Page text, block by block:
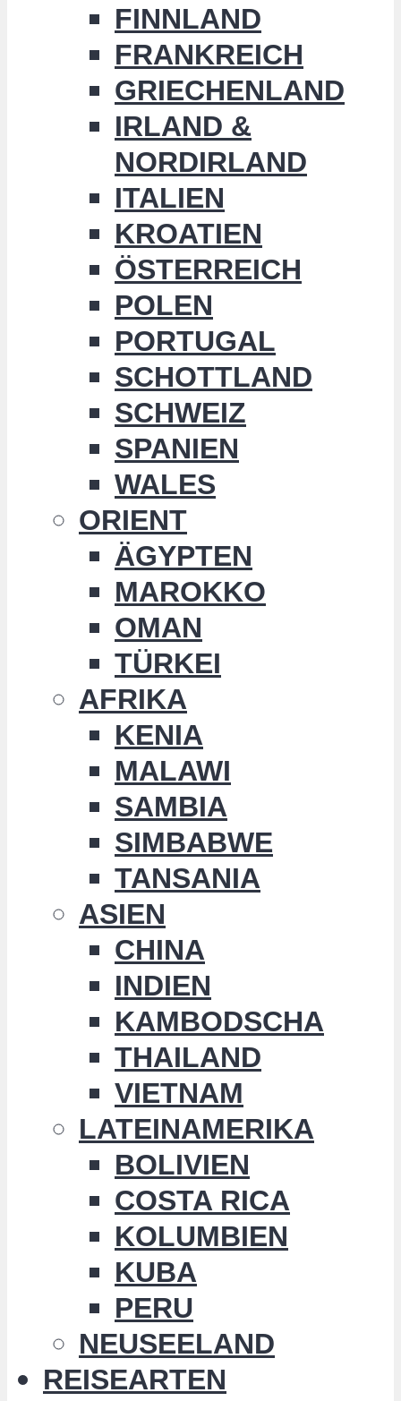
FINNLAND
FRANKREICH
GRIECHENLAND
IRLAND &
NORDIRLAND
ITALIEN
KROATIEN
ÖSTERREICH
POLEN
PORTUGAL
SCHOTTLAND
SCHWEIZ
SPANIEN
WALES
ORIENT
ÄGYPTEN
MAROKKO
OMAN
TÜRKEI
AFRIKA
KENIA
MALAWI
SAMBIA
SIMBABWE
TANSANIA
ASIEN
CHINA
INDIEN
KAMBODSCHA
THAILAND
VIETNAM
LATEINAMERIKA
BOLIVIEN
COSTA RICA
KOLUMBIEN
KUBA
PERU
NEUSEELAND
REISEARTEN